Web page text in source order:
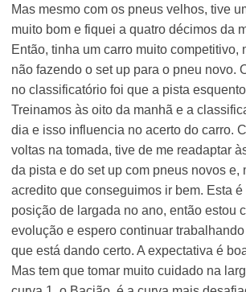
Mas mesmo com os pneus velhos, tive
muito bom e fiquei a quatro décimos da
Então, tinha um carro muito competitivo,
não fazendo o set up para o pneu novo.
no classificatório foi que a pista
Treinamos às oito da manhã e a
dia e isso influencia no acerto do carro.
voltas na tomada, tive de me readaptar
da pista e do set up com pneus novos e,
acredito que conseguimos ir bem. Esta
posição de largada no ano, então estou
evolução e espero continuar
que está dando certo. A expectativa é
Mas tem que tomar muito cuidado na